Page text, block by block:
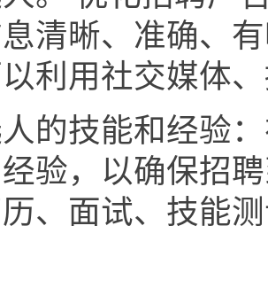
清晰、准确、
利用社交媒体
的技能和经验
验，以确保招
、面试、技能